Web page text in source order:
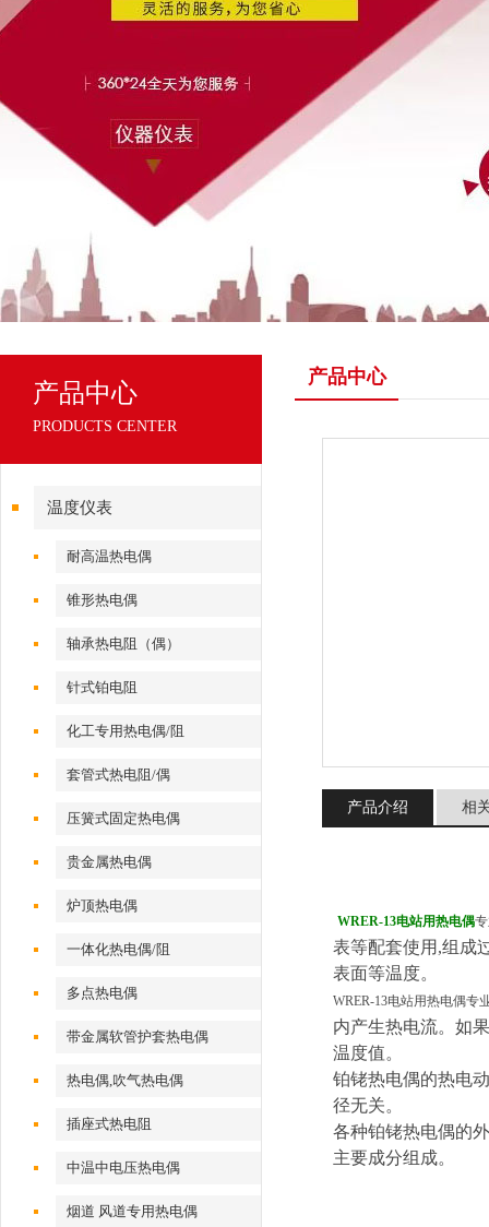
产品中心
PRODUCTS CENTER
温度仪表
耐高温热电偶
锥形热电偶
轴承热电阻（偶）
针式铂电阻
化工专用热电偶/阻
套管式热电阻/偶
压簧式固定热电偶
贵金属热电偶
炉顶热电偶
一体化热电偶/阻
多点热电偶
带金属软管护套热电偶
热电偶,吹气热电偶
插座式热电阻
中温中电压热电偶
烟道 风道专用热电偶
产品中心
产品介绍 相
WRER-13电站用热电偶
表等配套使用,组成
表面等温度。
WRER-13电站用热电偶专
内产生热电流。如
温度值。
铂铑热电偶的热电
径无关。
各种铂铑热电偶的
主要成分组成。